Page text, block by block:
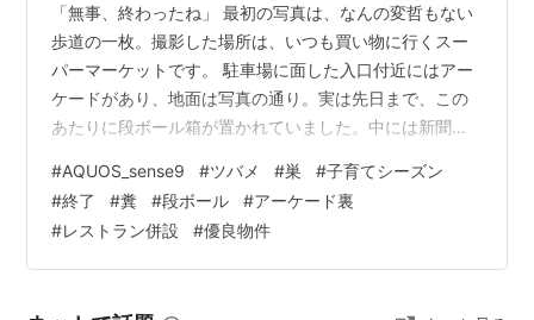
「無事、終わったね」 最初の写真は、なんの変哲もない
歩道の一枚。撮影した場所は、いつも買い物に行くスー
パーマーケットです。 駐車場に面した入口付近にはアー
ケードがあり、地面は写真の通り。実は先日まで、この
あたりに段ボール箱が置かれていました。中には新聞
っ張りに巣を作り、子育ての真っ最中でした。当然なが
らヒナは巣の外へ糞をしますので、場合によってはお客
さんに命中する可能性もあります。そこで、お店の方が
段ボール箱で糞を受けるという対策をしていたようで
#AQUOS_sense9 #ツバメ #巣 #子育てシーズン
#終了 #糞 #段ボール #アーケード裏
#レストラン併設 #優良物件